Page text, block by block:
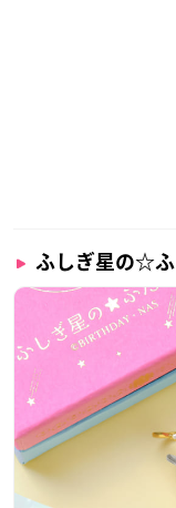
ふしぎ星の☆ふ